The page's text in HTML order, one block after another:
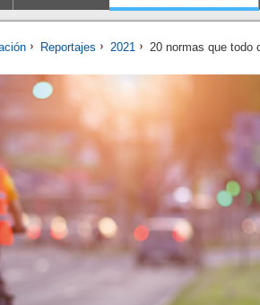
Reportajes 2021 20 normas que todo